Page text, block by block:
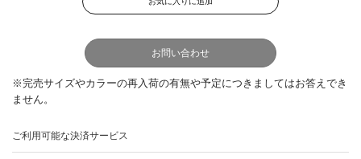
お問い合わせ
ご利用可能な決済サービス